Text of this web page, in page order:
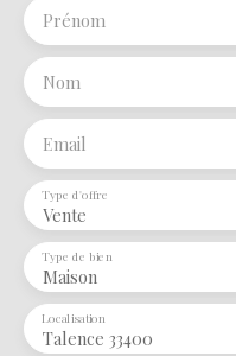
Prénom
Nom
Email
Vente
Type d'offre
Maison
Type de bien
Talence 33400
Localisation